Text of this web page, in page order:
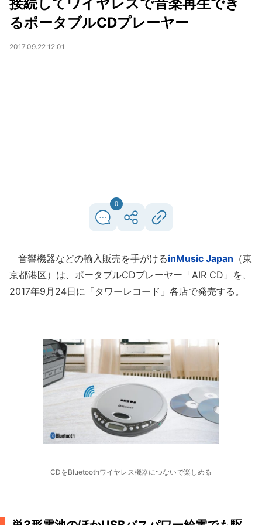
るポータブルCDプレーヤー
2017.09.22 12:01
0
音響機器などの輸入販売を手がけるinMusic Japan （東
京都港区）は、ポータブルCDプレーヤー「AIR CD」を、
2017年9月24日に「タワーレコード」各店で発売する。
CDをBluetoothワイヤレス機器につないで楽しめる